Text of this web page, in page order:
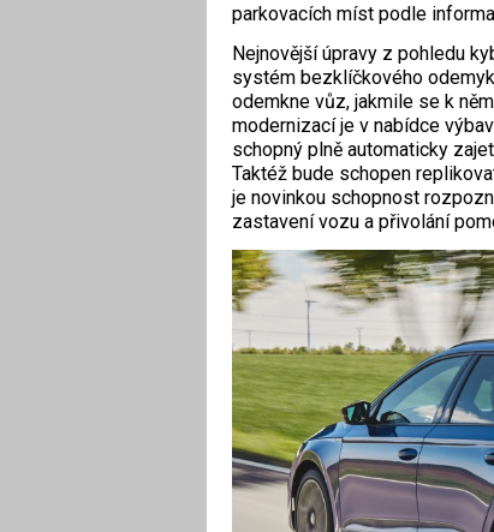
parkovacích míst podle
Nejnovější úpravy z pohledu
systém bezklíčkového
odemkne vůz, jakmile se k
modernizací je v nabídce
schopný plně automaticky
Taktéž bude schopen
je novinkou schopnost
zastavení vozu a přivolání